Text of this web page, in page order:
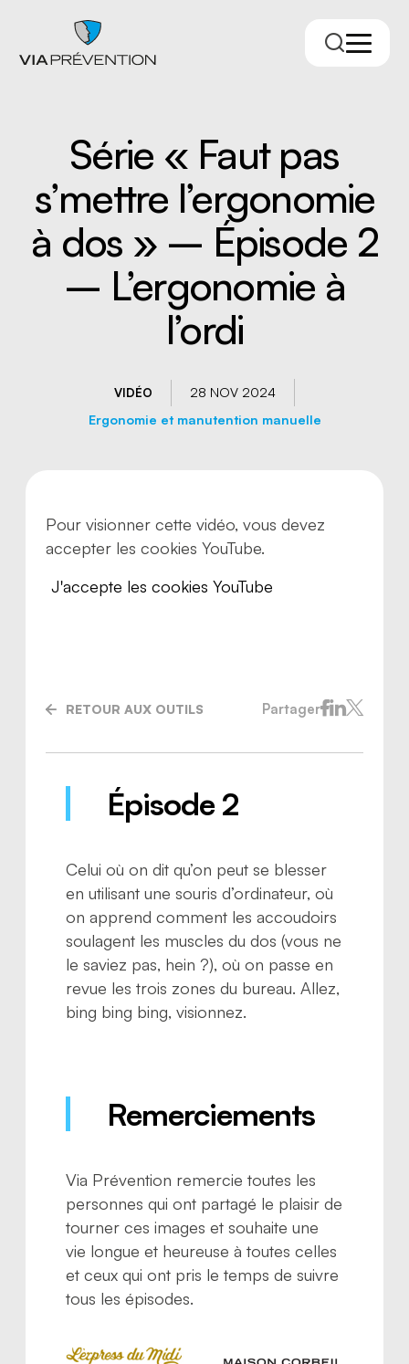
Trouver votre conseiller.ère
Série « Faut pas
s’mettre l’ergonomie
à dos » – Épisode 2
– L’ergonomie à
l’ordi
VIDÉO
28 NOV 2024
Ergonomie et manutention manuelle
Pour visionner cette vidéo, vous devez
accepter les cookies YouTube.
J'accepte les cookies YouTube
RETOUR AUX OUTILS Partager
Épisode 2
Celui où on dit qu’on peut se blesser
en utilisant une souris d’ordinateur, où
on apprend comment les accoudoirs
soulagent les muscles du dos (vous ne
le saviez pas, hein ?), où on passe en
revue les trois zones du bureau. Allez,
bing bing bing, visionnez.
Remerciements
Via Prévention remercie toutes les
personnes qui ont partagé le plaisir de
tourner ces images et souhaite une
vie longue et heureuse à toutes celles
et ceux qui ont pris le temps de suivre
tous les épisodes.